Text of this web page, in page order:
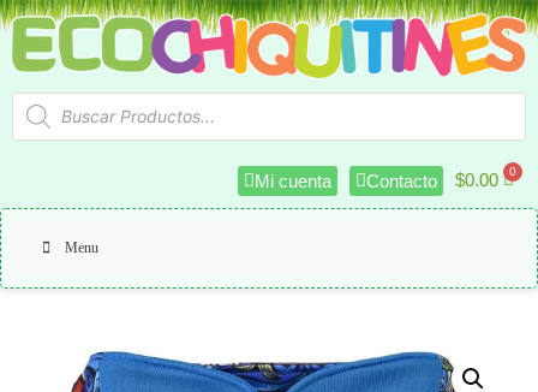
Mi cuenta Contacto $0.00
Menu